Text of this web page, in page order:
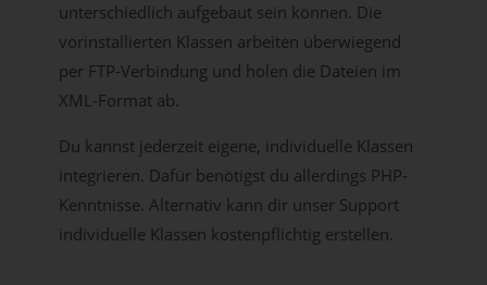
unterschiedlich aufgebaut sein können. Die
vorinstallierten Klassen arbeiten überwiegend
per FTP-Verbindung und holen die Dateien im
XML-Format ab.
Du kannst jederzeit eigene, individuelle Klassen
integrieren. Dafür benötigst du allerdings PHP-
Kenntnisse. Alternativ kann dir unser Support
individuelle Klassen kostenpflichtig erstellen.